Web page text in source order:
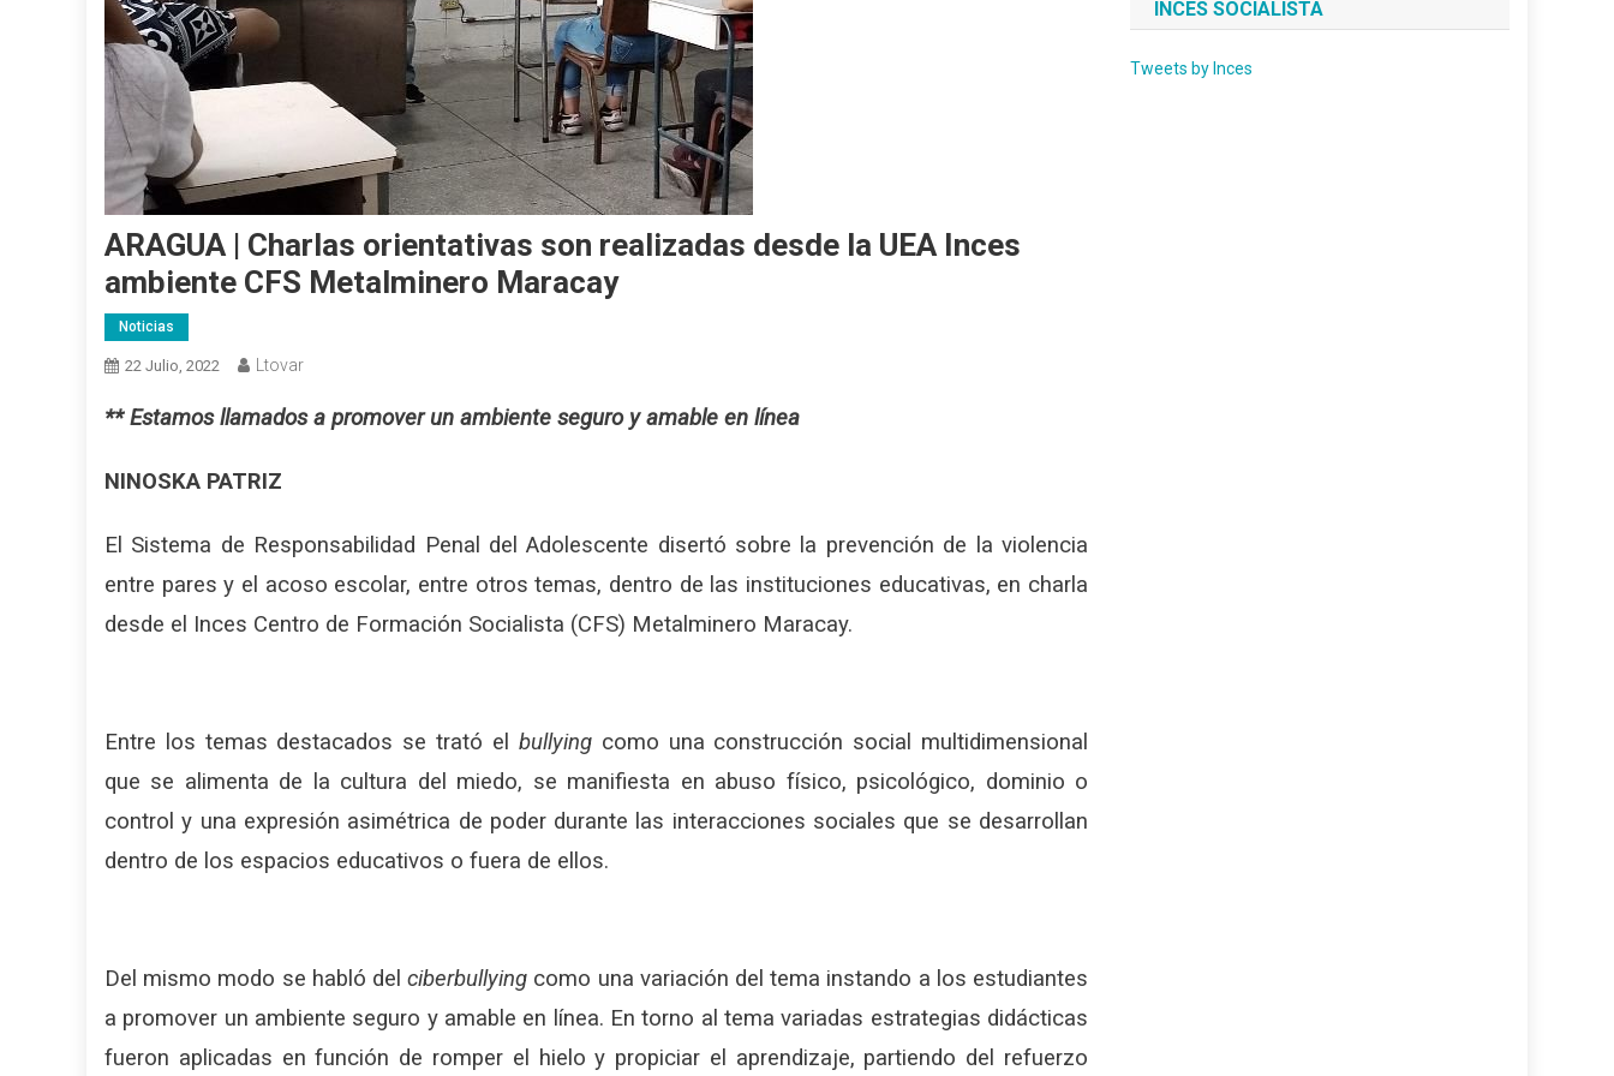
ARAGUA | Charlas orientativas son realizadas desde la UEA Inces
ambiente CFS Metalminero Maracay
Noticias
22 Julio, 2022 Ltovar
** Estamos llamados a promover un ambiente seguro y amable en línea
NINOSKA PATRIZ
El Sistema de Responsabilidad Penal del Adolescente disertó sobre la prevención de la violencia
entre pares y el acoso escolar, entre otros temas, dentro de las instituciones educativas, en charla
desde el Inces Centro de Formación Socialista (CFS) Metalminero Maracay.
Entre los temas destacados se trató el bullyingcomo una construcción social multidimensional
que se alimenta de la cultura del miedo, se manifiesta en abuso físico, psicológico, dominio o
control y una expresión asimétrica de poder durante las interacciones sociales que se desarrollan
dentro de los espacios educativos o fuera de ellos.
Del mismo modo se habló delciberbullying como una variación del tema instando a los estudiantes
a promover un ambiente seguro y amable en línea. En torno al tema variadas estrategias didácticas
fueron aplicadas en función de romper el hielo y propiciar el aprendizaje, partiendo del refuerzo
INCES SOCIALISTA
Tweets by Inces